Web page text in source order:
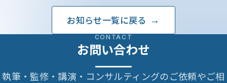
お知らせ一覧に戻る
CONTACT
お問い合わせ
執筆・監修・講演・コンサルティングのご依頼やご相